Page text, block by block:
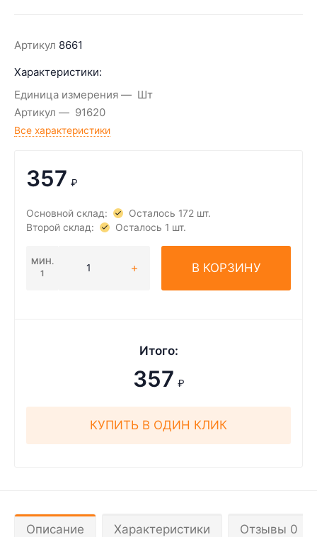
Артикул 8661
Характеристики:
Единица измерения
Шт
Артикул
91620
Все характеристики
357 ₽
Основной склад:
Осталось 172 шт.
Второй склад:
Осталось 1 шт.
МИН.
1
В КОРЗИНУ
Итого:
357 ₽
КУПИТЬ В ОДИН КЛИК
Описание Характеристики Отзывы 0